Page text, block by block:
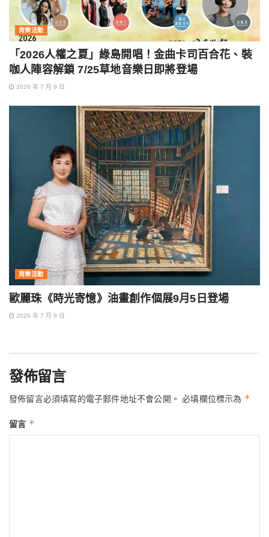
育樂活動
「2026人權之夏」綠島開唱！金曲卡司百合花、裝
咖人陣容解鎖 7/25草地音樂日即將登場
2026 年 7 月 9 日
育樂活動
歐麗珠《時光寄憶》油畫創作個展9月5日登場
2026 年 7 月 9 日
發佈留言
發佈留言必須填寫的電子郵件地址不會公開。 必填欄位標示為 *
留言 *